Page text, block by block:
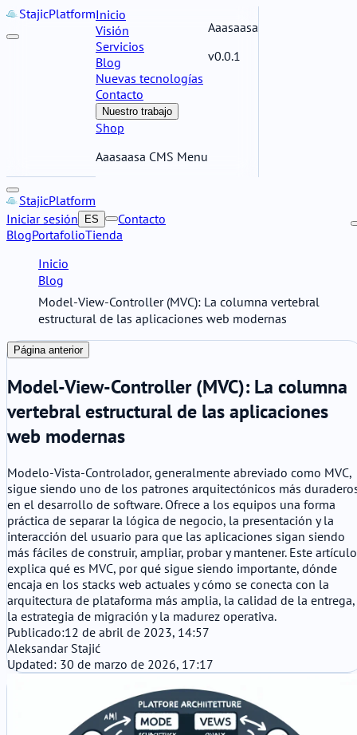
StajicPlatformInicio
Visión
Servicios
Blog
Nuevas tecnologías
Contacto
Nuestro trabajo
Shop
Aaasaasa CMS Menu
Aaasaasa
v0.0.1
StajicPlatform
BlogPortafolioTienda
Iniciar sesión ES Contacto
Inicio
Blog
Model-View-Controller (MVC): La columna vertebral
estructural de las aplicaciones web modernas
Página anterior
Model-View-Controller (MVC): La columna
vertebral estructural de las aplicaciones
web modernas
Modelo-Vista-Controlador, generalmente abreviado como MVC,
sigue siendo uno de los patrones arquitectónicos más
en el desarrollo de software. Ofrece a los equipos una forma
práctica de separar la lógica de negocio, la presentación y la
interacción del usuario para que las aplicaciones sigan siendo
más fáciles de construir, ampliar, probar y mantener. Este artículo
explica qué es MVC, por qué sigue siendo importante, dónde
encaja en los stacks web actuales y cómo se conecta con la
arquitectura de plataforma más amplia, la calidad de la entrega,
la estrategia de migración y la madurez operativa.
Publicado:12 de abril de 2023, 14:57
Aleksandar Stajić
Updated: 30 de marzo de 2026, 17:17